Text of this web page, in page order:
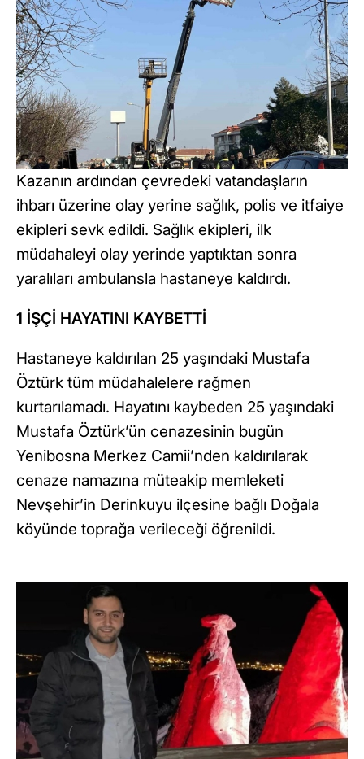
Kazanın ardından çevredeki vatandaşların
ihbarı üzerine olay yerine sağlık, polis ve itfaiye
ekipleri sevk edildi. Sağlık ekipleri, ilk
müdahaleyi olay yerinde yaptıktan sonra
yaralıları ambulansla hastaneye kaldırdı.
1 İŞÇİ HAYATINI KAYBETTİ
Hastaneye kaldırılan 25 yaşındaki Mustafa
Öztürk tüm müdahalelere rağmen
kurtarılamadı. Hayatını kaybeden 25 yaşındaki
Mustafa Öztürk’ün cenazesinin bugün
Yenibosna Merkez Camii’nden kaldırılarak
cenaze namazına müteakip memleketi
Nevşehir’in Derinkuyu ilçesine bağlı Doğala
köyünde toprağa verileceği öğrenildi.